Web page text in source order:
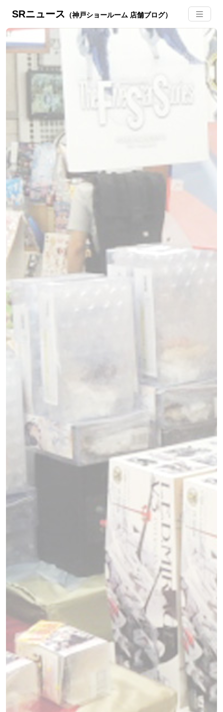
SRニュース （神戸ショールーム 店舗ブログ）